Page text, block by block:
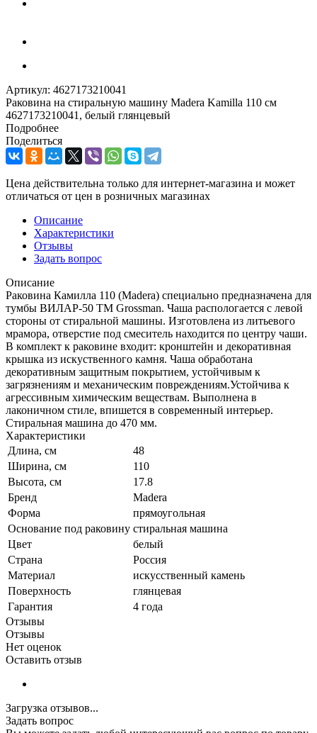
Артикул: 4627173210041
Раковина на стиральную машину Madera Kamilla 110 см
4627173210041, белый глянцевый
Подробнее
Поделиться
Цена действительна только для интернет-магазина и может
отличаться от цен в розничных магазинах
Описание
Характеристики
Отзывы
Задать вопрос
Описание
Раковина Камилла 110 (Madera) специально предназначена для
тумбы ВИЛАР-50 ТМ Grossman. Чаша распологается с левой
стороны от стиральной машины. Изготовлена из литьевого
мрамора, отверстие под смеситель находится по центру чаши.
В комплект к раковине входит: кронштейн и декоративная
крышка из искуственного камня. Чаша обработана
декоративным защитным покрытием, устойчивым к
загрязнениям и механическим повреждениям.Устойчива к
агрессивным химическим веществам. Выполнена в
лаконичном стиле, впишется в современный интерьер.
Стиральная машина до 470 мм.
Характеристики
Длина, см
48
Ширина, см
110
Высота, см
17.8
Бренд
Madera
Форма
прямоугольная
Основание под раковину стиральная машина
Цвет
белый
Страна
Россия
Материал
искусственный камень
Поверхность
глянцевая
Гарантия
4 года
Отзывы
Отзывы
Нет оценок
Оставить отзыв
Загрузка отзывов...
Задать вопрос